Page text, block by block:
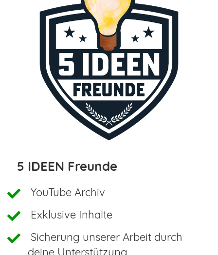
5 IDEEN Freunde
YouTube Archiv
Exklusive Inhalte
Sicherung unserer Arbeit durch
deine Unterstützung